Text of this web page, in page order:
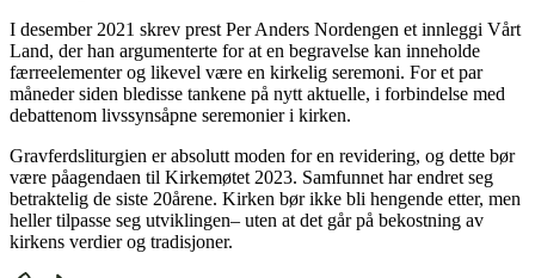
I desember 2021 skrev prest Per Anders Nordengen et innleggi Vårt
Land, der han argumenterte for at en begravelse kan inneholde
færreelementer og likevel være en kirkelig seremoni. For et par
måneder siden bledisse tankene på nytt aktuelle, i forbindelse med
debattenom livssynsåpne seremonier i kirken.
Gravferdsliturgien er absolutt moden for en revidering, og dette bør
være påagendaen til Kirkemøtet 2023. Samfunnet har endret seg
betraktelig de siste 20årene. Kirken bør ikke bli hengende etter, men
heller tilpasse seg utviklingen– uten at det går på bekostning av
kirkens verdier og tradisjoner.